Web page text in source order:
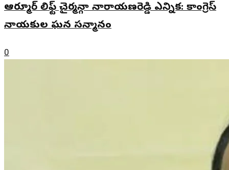
ఆర్మూర్ లిఫ్ట్ చైర్మన్గా నారాయణరెడ్డి ఎన్నిక: కాంగ్రెస్
నాయకుల ఘన సన్మానం
0